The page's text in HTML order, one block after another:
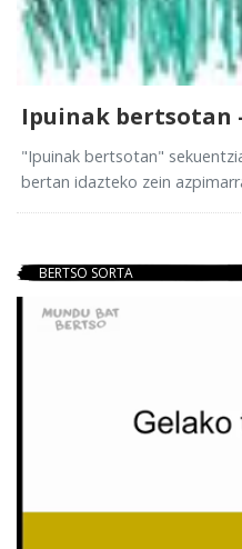
Ipuinak bertsotan
"Ipuinak bertsotan"
bertan idazteko zein
BERTSO SORTA